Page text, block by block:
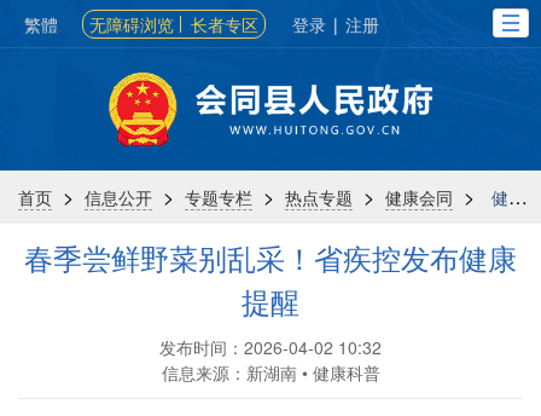
繁體 无障碍浏览 长者专区 登录 | 注册
首页 > 信息公开 > 专题专栏 > 热点专题 > 健康会同 > 健康知识
春季尝鲜野菜别乱采！省疾控发布健康
提醒
发布时间：2026-04-02 10:32
信息来源：新湖南 • 健康科普